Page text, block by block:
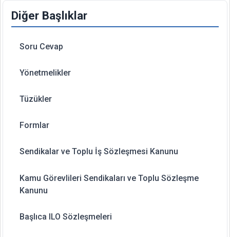
Diğer Başlıklar
Soru Cevap
Yönetmelikler
Tüzükler
Formlar
Sendikalar ve Toplu İş Sözleşmesi Kanunu
Kamu Görevlileri Sendikaları ve Toplu Sözleşme
Kanunu
Başlıca ILO Sözleşmeleri